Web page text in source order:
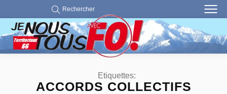
Rechercher
Etiquettes:
ACCORDS COLLECTIFS